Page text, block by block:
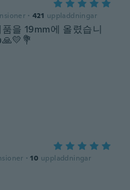
· 421 uppladdningar
을 19mm에 올렸습니
· 10 uppladdningar